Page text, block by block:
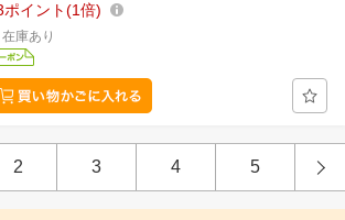
ポイント 1倍
在庫あり
2 3 4 5